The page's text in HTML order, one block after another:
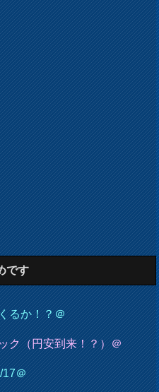
です
るか！？＠
ク（円安到来！？）＠
＠